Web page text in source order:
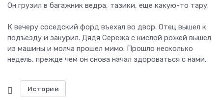
Он грузил в багажник ведра, тазики, еще какую-то тару.
К вечеру соседский форд въехал во двор. Отец вышел к
подъезду и закурил. Дядя Сережа с кислой рожей вышел
из машины и молча прошел мимо. Прошло несколько
недель, прежде чем он снова начал здороваться с нами.
Истории